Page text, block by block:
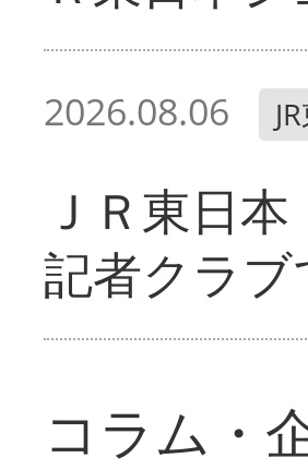
2026.08.06
ＪＲ東日
記者クラブ
コラム・